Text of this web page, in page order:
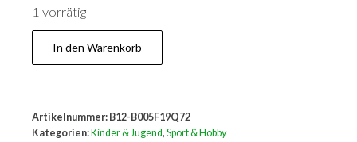
1 vorrätig
miesen
von
In den Warenkorb
Artikelnummer: B12-B005F19Q72
Kategorien: Kinder & Jugend, Sport & Hobby